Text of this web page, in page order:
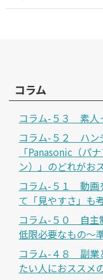
コラム
コラム-５３ 素人
コラム-５２ ハン
「Panasonic（パ
ン）」のどれがお
コラム-５１ 動画
て「見やすさ」も
コラム-５０ 自主
低限必要なもの～
コラム-４８ 副業
たい人におススメ